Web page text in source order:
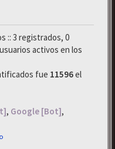
:: 3 registrados, 0
activos en los
fue 11596el
, Google [Bot],